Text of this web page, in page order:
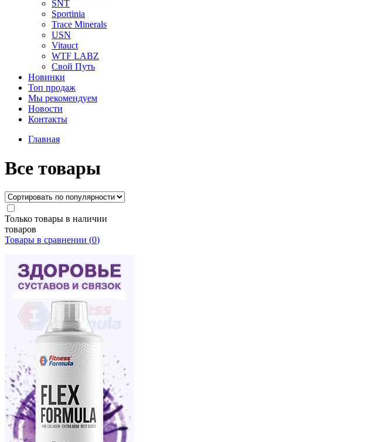
SNT
Sportinia
Trace Minerals
USN
Vitauct
WTF LABZ
Свой Путь
Новинки
Топ продаж
Мы рекомендуем
Новости
Контакты
Главная
Все товары
Только товары в наличии
товаров
Товары в сравнении (0)